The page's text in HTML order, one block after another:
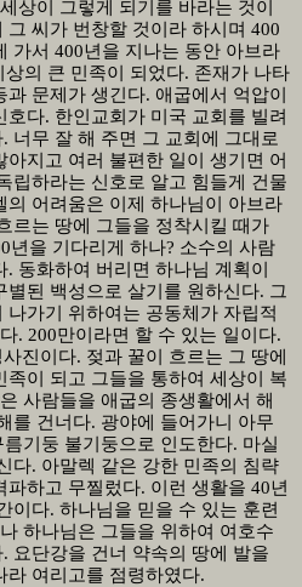
상이 그렇게 되기를 바라는 것이
씨가 번창할 것이라 하시며 400
가서 400년을 지나는 동안 아브라
상의 큰 민족이 되었다. 존재가 나타
과 문제가 생긴다. 애굽에서 억압이
호다. 한인교회가 미국 교회를 빌려
. 너무 잘 해 주면 그 교회에 그대로
지고 여러 불편한 일이 생기면 어
립하라는 신호로 알고 힘들게 건물
의 어려움은 이제 하나님이 아브라
르는 땅에 그들을 정착시킬 때가
년을 기다리게 하나? 소수의 사람
. 동화하여 버리면 하나님 계획이
별된 백성으로 살기를 원하신다. 그
가기 위하여는 공동체가 자립적
. 200만이라면 할 수 있는 일이다.
진이다. 젖과 꿀이 흐르는 그 땅에
이 되고 그들을 통하여 세상이 복
사람들을 애굽의 종생활에서 해
를 건너다. 광야에 들어가니 아무
름기둥 불기둥으로 인도한다. 마실
다. 아말렉 같은 강한 민족의 침략
파하고 무찔렀다. 이런 생활을 40년
이다. 하나님을 믿을 수 있는 훈련
하나님은 그들을 위하여 여호수
. 요단강을 건너 약속의 땅에 발을
라 여리고를 점령하였다.